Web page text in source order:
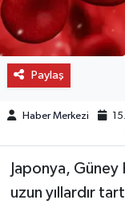
Paylaş
Haber Merkezi
Japonya,
uzun yıllardır